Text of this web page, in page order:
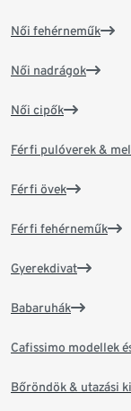
Női fehérneműk
Női nadrágok
Női cipők
Férfi pulóverek &
Férfi övek
Férfi fehérneműk
Gyerekdivat
Babaruhák
Cafissimo modellek
Bőröndök & utazási